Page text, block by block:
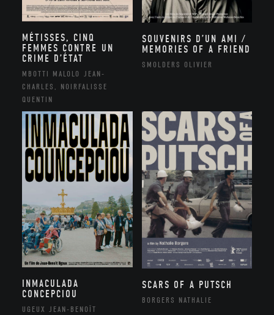
MÉTISSES, CINQ
FEMMES CONTRE UN
CRIME D’ÉTAT
MBOTTI MALOLO JEAN-
CHARLES, NOIRFALISSE
QUENTIN
SOUVENIRS D’UN AMI /
MEMORIES OF A FRIEND
SMOLDERS OLIVIER
INMACULADA
CONCEPCIOU
UGEUX JEAN-BENOÎT
SCARS OF A PUTSCH
BORGERS NATHALIE